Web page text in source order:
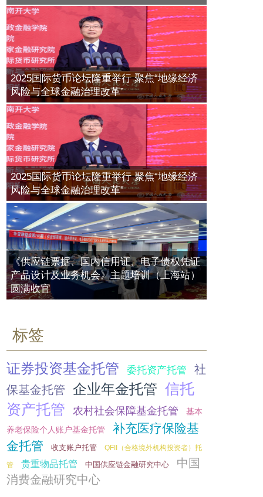
华夏基金又一桩老鼠仓案即将落
锤，"公用账户"暴富了这位交易
员，"逃跑的时候手机都没拿"
2017年07月19日
任泽平：现金是最危险的资产配置
2017年07月19日
私募十年：有的繁花着锦，有的关灯
吃面，凭什么！
2017年07月20日
资管产品增值税探讨 | 资管产品当事
人及各自涉税问题
2017年07月20日
人民银行：资产管理业务发展中需要
券商资管首例夫妻档“老鼠仓”现形 业
内建议多管齐下优化市场环境
2017年07月21日
瑞银资产管理获中国私募管理人牌照
2017年07月21日
四大AMC是如何处理银行剥离的不良
资产的？
资管新规对保本类产品影响
2017年11月28日
公募REITs推出已无实质性障碍
2017年11月07日
基金业协会洪磊：资管产品不能隐
含“刚性兑付”
2017年11月06日
QDII基金十年蝶变 公募基金海外投资
站上新起点
2017年10月23日
资管产品穿透核查问题详解
2017年10月16日
11只QDII基金净值涨超30% 机构担
忧美股或迎多事之秋
2017年09月22日
一文看懂那些年资管产品嵌套那些事
（信托、券商资管、基金专户、银行
理财…）
2017年09月22日
周年
2024年11月06日
2018中国B2B+供应链金融创新与发
展论坛即将亮相北京
2018年08月28日
2018第二届中国供应链金融年会暨第
二届中国供应链金融行业标兵颁奖盛
典在京隆重召开
2018年04月25日
第二届（2017）中国交易银行年会即
将在即召开，欢迎报名
2017年10月27日
如何玩转20万亿产业下的供应链金
融？
2017年07月18日
2025国际货币论坛隆重举行 聚焦“地缘经济
风险与全球金融治理改革”
2025国际货币论坛隆重举行 聚焦“地缘经济
风险与全球金融治理改革”
《供应链票据、国内信用证、电子债权凭证
产品设计及业务机会》主题培训（上海站）
圆满收官
标签
证券投资基金托管 委托资产托管
社
保基金托管
企业年金托管 信托
资产托管
农村社会保障基金托管
基本
养老保险个人账户基金托管
补充医疗保险基
金托管
收支账户托管 QFII（合格境外机构投资者）托
管 贵重物品托管 中国供应链金融研究中心
中国
消费金融研究中心